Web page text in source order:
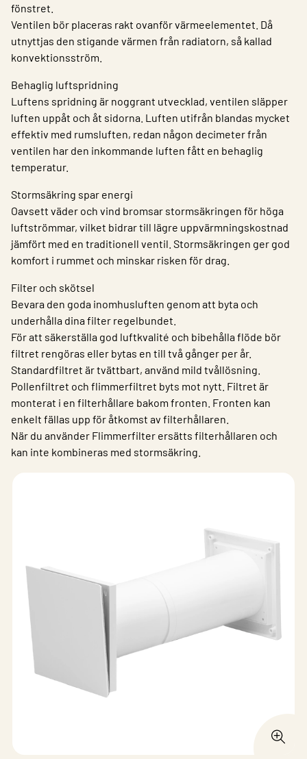
fönstret.
Ventilen bör placeras rakt ovanför värmeelementet. Då
utnyttjas den stigande värmen från radiatorn, så kallad
konvektionsström.
Behaglig luftspridning
Luftens spridning är noggrant utvecklad, ventilen släpper
luften uppåt och åt sidorna. Luften utifrån blandas mycket
effektiv med rumsluften, redan någon decimeter från
ventilen har den inkommande luften fått en behaglig
temperatur.
Stormsäkring spar energi
Oavsett väder och vind bromsar stormsäkringen för höga
luftströmmar, vilket bidrar till lägre uppvärmningskostnad
jämfört med en traditionell ventil. Stormsäkringen ger god
komfort i rummet och minskar risken för drag.
Filter och skötsel
Bevara den goda inomhusluften genom att byta och
underhålla dina filter regelbundet.
För att säkerställa god luftkvalité och bibehålla flöde bör
filtret rengöras eller bytas en till två gånger per år.
Standardfiltret är tvättbart, använd mild tvållösning.
Pollenfiltret och flimmerfiltret byts mot nytt. Filtret är
monterat i en filterhållare bakom fronten. Fronten kan
enkelt fällas upp för åtkomst av filterhållaren.
När du använder Flimmerfilter ersätts filterhållaren och
kan inte kombineras med stormsäkring.